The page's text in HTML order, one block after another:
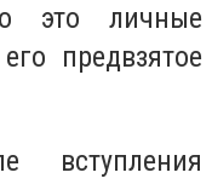
это личные
предвзятое
вступления